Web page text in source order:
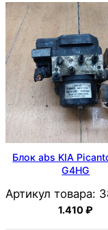
Блок abs KIA
G4HG
Артикул товара:
1.410₽